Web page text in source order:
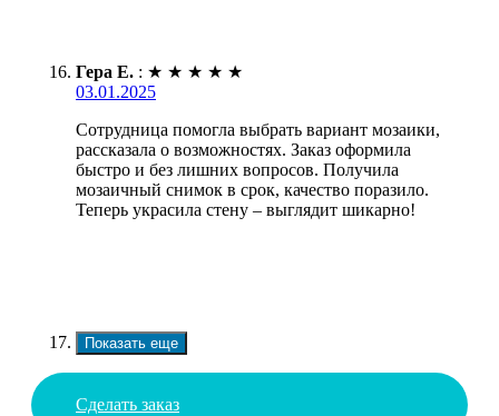
Гера Е. : ★ ★ ★ ★ ★
03.01.2025
Сотрудница помогла выбрать вариант мозаики,
рассказала о возможностях. Заказ оформила
быстро и без лишних вопросов. Получила
мозаичный снимок в срок, качество поразило.
Теперь украсила стену – выглядит шикарно!
Показать еще
Сделать заказ